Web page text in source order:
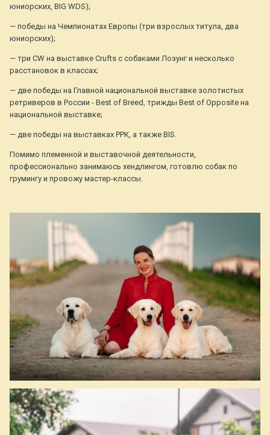
юниорских, BIG WDS);
— победы на Чемпионатах Европы (три взрослых титула, два
юниорских);
— три CW на выставке Crufts с собаками Лозунг и несколько
расстановок в классах;
— две победы на Главной национальной выставке золотистых
ретриверов в России - Best of Breed, трижды Best of Opposite на
национальной выставке;
— две победы на выставках РРК, а также BIS.
Помимо племенной и выставочной деятельности,
профессионально занимаюсь хендлингом, готовлю собак по
грумингу и провожу мастер-классы.